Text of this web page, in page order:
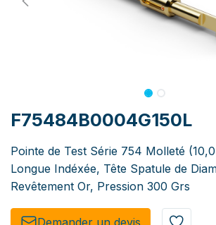
F75484B0004G150L
Pointe de Test Série 754 Molleté
Longue Indéxée, Tête Spatule de
Revêtement Or, Pression 300 Grs